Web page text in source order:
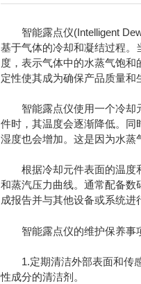
智能露点仪(Intelligent Dew
基于气体的冷却和凝结过程
度，表示气体中的水蒸气饱
定性使其成为确保产品质量和
智能露点仪使用一个冷却元
件时，其温度会逐渐降低。
湿度也会增加。这是因为水蒸
根据冷却元件表面的温度和
和蒸汽压力曲线。通常配备
成报告并与其他设备或系统进
智能露点仪的维护保养事
1.定期清洁外部表面和传感
性成分的清洁剂。